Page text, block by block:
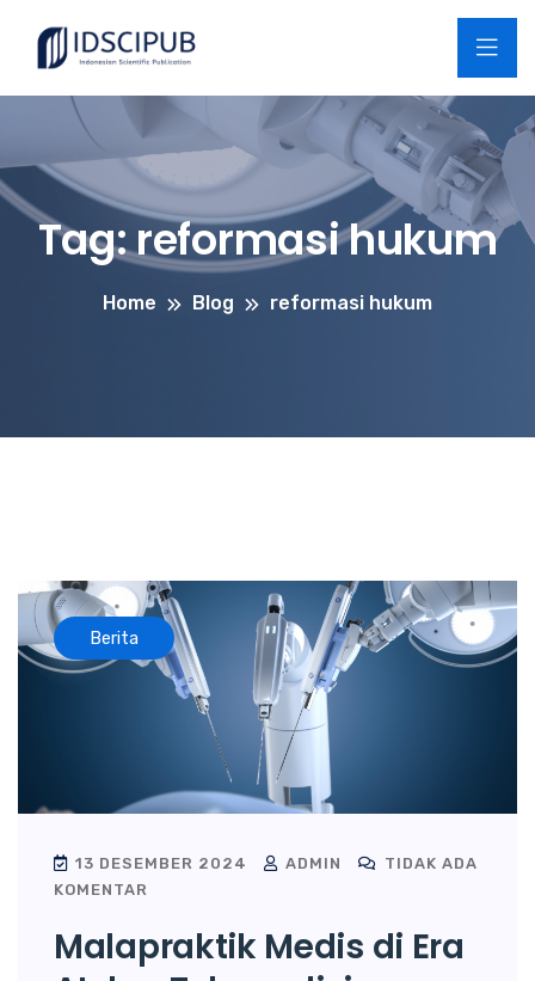
Tag:reformasi hukum
Home Blog reformasi hukum
Berita
13 DESEMBER 2024 ADMIN
TIDAK ADA
KOMENTAR
Malapraktik Medis di Era